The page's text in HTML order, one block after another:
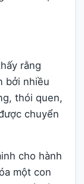
rằng
bởi nhiều
thói quen,
chuyển
cho hành
một con